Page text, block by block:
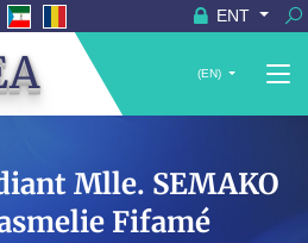
ENT
(EN)
Mlle. SEMAKO
Fifamé